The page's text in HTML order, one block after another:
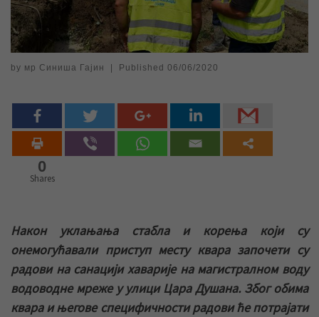
by мр Синиша Гајин Published 06/06/2020
0
Shares
Након уклањања стабла и корења који су
онемогућавали приступ месту квара започети су
радови на санацији хаварије на магистралном воду
водоводне мреже у улици Цара Душана. Због обима
квара и његове специфичности радови ће потрајати